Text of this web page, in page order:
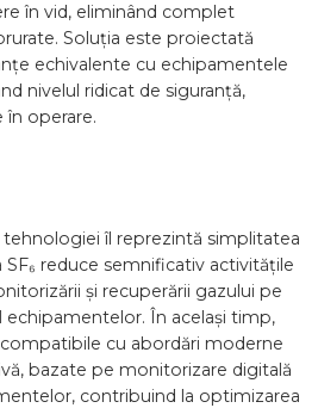
în vid, eliminând complet
Soluția este proiectată
echivalente cu echipamentele
nivelul ridicat de siguranță,
operare.
îl reprezintă simplitatea
SF₆ reduce semnificativ activitățile
și recuperării gazului pe
echipamentelor. În același timp,
cu abordări moderne
bazate pe monitorizare digitală
contribuind la optimizarea